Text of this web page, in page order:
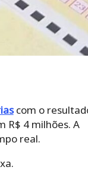
com o
R$ 4 milhões. A
real.